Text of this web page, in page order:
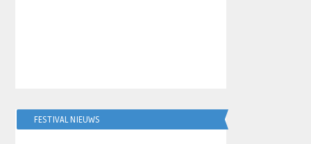
FESTIVAL NIEUWS